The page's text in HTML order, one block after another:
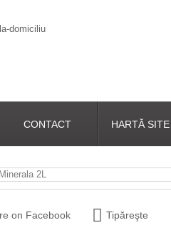
CONTACT HARTĂ SITE
on Facebook Tipăreşte